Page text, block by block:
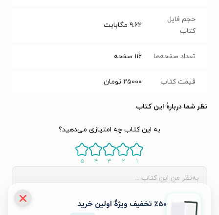
حجم فایل
کتاب
۹.۶۲ مگابایت
تعداد صفحه‌ها ۱۱۶ صفحه
قیمت کتاب ۲۵۰۰۰ تومان
نظر شما دربارهٔ این کتاب
به این کتاب چه امتیازی می‌دهید؟
۱ ۲ ۳ ۴ ۵
٪۵۰ تخفیف ویژۀ اولین خرید